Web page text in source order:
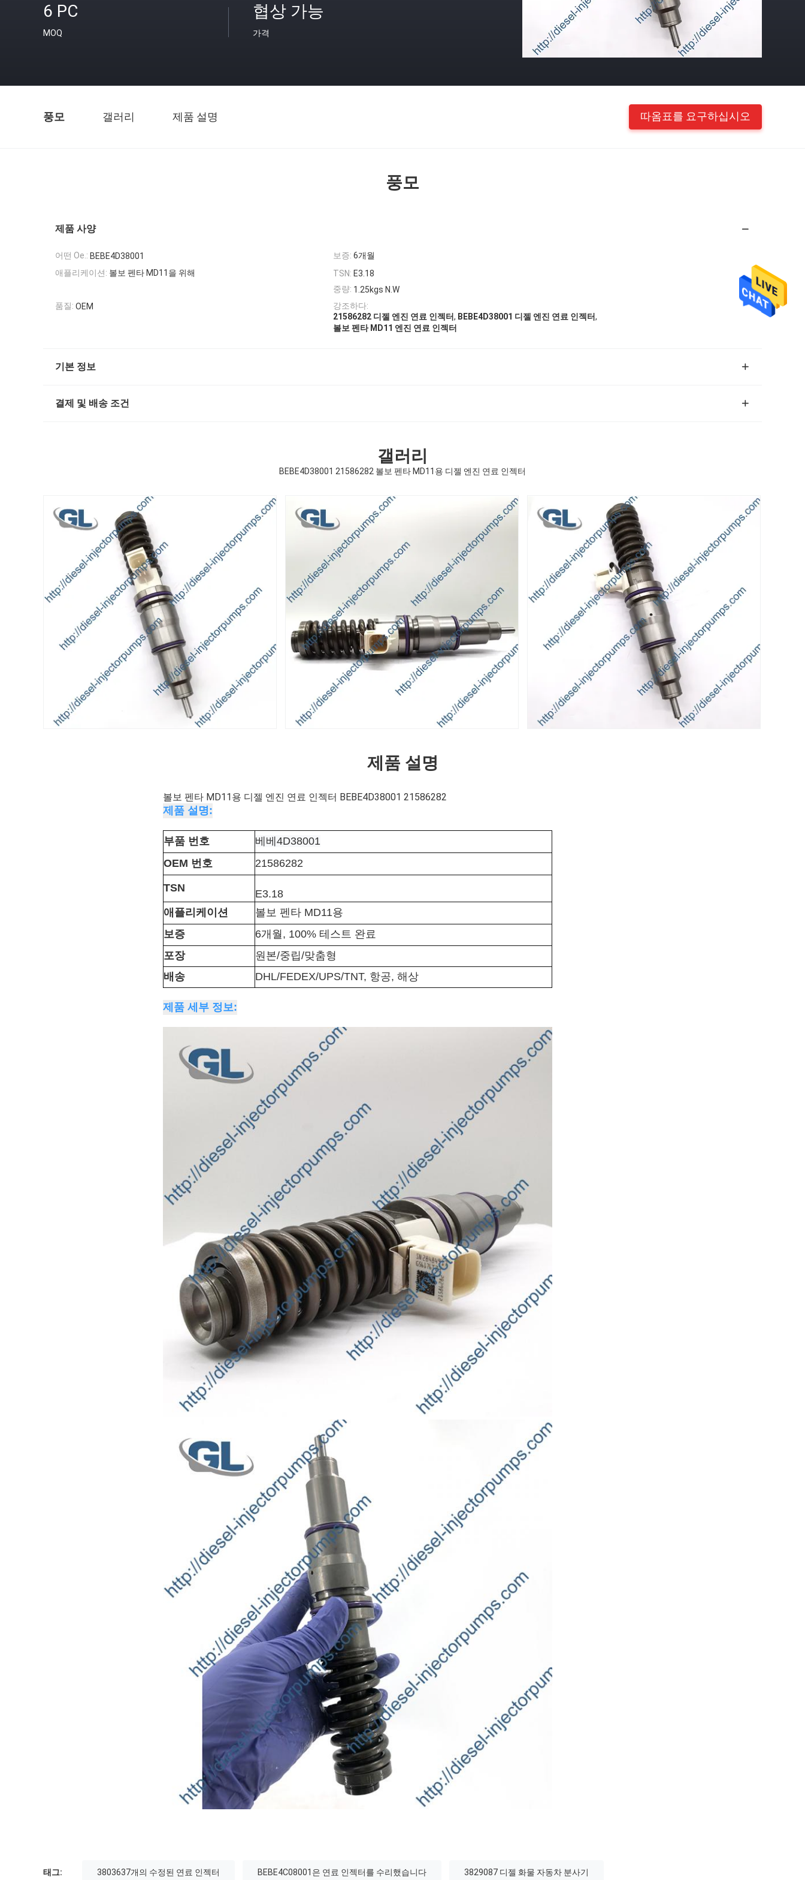
6 PC
MOQ
협상 가능
가격
풍모 갤러리 제품 설명 따옴표를 요구하십시오
풍모
제품 사양
어떤 Oe.: BEBE4D38001 보증: 6개월
애플리케이션: 볼보 펜타 MD11을 위해 TSN: E3.18
중량: 1.25kgs N.W
품질: OEM
강조하다:
21586282 디젤 엔진 연료 인젝터, BEBE4D38001 디젤 엔진 연료 인젝터,
볼보 펜타 MD11 엔진 연료 인젝터
기본 정보
결제 및 배송 조건
갤러리
BEBE4D38001 21586282 볼보 펜타 MD11용 디젤 엔진 연료 인젝터
제품 설명
볼보 펜타 MD11용 디젤 엔진 연료 인젝터 BEBE4D38001 21586282
제품 설명:
부품 번호
베베4D38001
OEM 번호
21586282
TSN
E3.18
애플리케이션
볼보 펜타 MD11용
보증
6개월, 100% 테스트 완료
포장
원본/중립/맞춤형
배송
DHL/FEDEX/UPS/TNT, 항공, 해상
제품 세부 정보:
태그: 3803637개의 수정된 연료 인젝터 BEBE4C08001은 연료 인젝터를 수리했습니다 3829087 디젤 화물 자동차 분사기